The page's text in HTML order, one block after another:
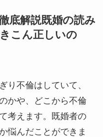
底解説既婚の読み
こん正しいの
り不倫はしていて、
かや、どこから不倫
考えます。既婚者の
悩んだことができま